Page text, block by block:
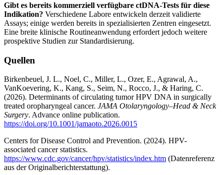
Gibt es bereits kommerziell verfügbare ctDNA-Tests für diese
Indikation? Verschiedene Labore entwickeln derzeit validierte
Assays; einige werden bereits in spezialisierten Zentren eingesetzt.
Eine breite klinische Routineanwendung erfordert jedoch weitere
prospektive Studien zur Standardisierung.
Quellen
Birkenbeuel, J. L., Noel, C., Miller, L., Ozer, E., Agrawal, A.,
VanKoevering, K., Kang, S., Seim, N., Rocco, J., & Haring, C.
(2026). Determinants of circulating tumor HPV DNA in surgically
treated oropharyngeal cancer. JAMA Otolaryngology–Head & Neck
Surgery. Advance online publication.
https://doi.org/10.1001/jamaoto.2026.0015
Centers for Disease Control and Prevention. (2024). HPV-
associated cancer statistics.
https://www.cdc.gov/cancer/hpv/statistics/index.htm (Datenreferenz
aus der Originalberichterstattung).